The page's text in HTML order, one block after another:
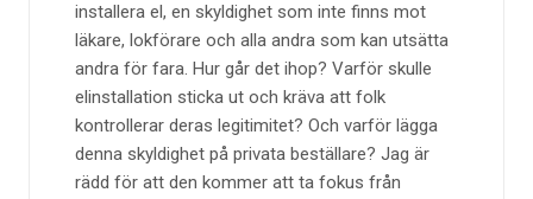
installera el, en skyldighet som inte finns mot
läkare, lokförare och alla andra som kan utsätta
andra för fara. Hur går det ihop? Varför skulle
elinstallation sticka ut och kräva att folk
kontrollerar deras legitimitet? Och varför lägga
denna skyldighet på privata beställare? Jag är
rädd för att den kommer att ta fokus från